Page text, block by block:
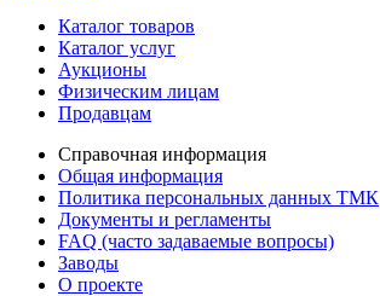
Каталог товаров
Каталог услуг
Аукционы
Физическим лицам
Продавцам
Справочная информация
Общая информация
Политика персональных данных ТМК
Документы и регламенты
FAQ (часто задаваемые вопросы)
Заводы
О проекте